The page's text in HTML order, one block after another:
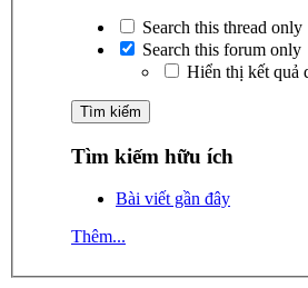
Search this thread only
Search this forum only
Hiển thị kết quả
Tìm kiếm hữu ích
Bài viết gần đây
Thêm...